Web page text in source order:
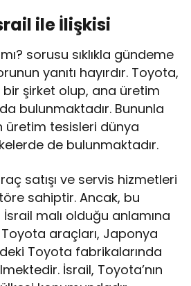
ile İlişkisi
sorusu sıklıkla gündeme
yanıtı hayırdır. Toyota,
şirket olup, ana üretim
bulunmaktadır. Bununla
üretim tesisleri dünya
de bulunmaktadır.
satışı ve servis hizmetleri
sahiptir. Ancak, bu
İsrail malı olduğu anlamına
Toyota araçları, Japonya
Toyota fabrikalarında
İsrail, Toyota’nın